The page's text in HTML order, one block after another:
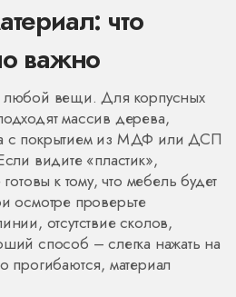
что
важно
любой вещи. Для корпусных
массив дерева,
с покрытием из МДФ или ДСП
видите «пластик»,
к тому, что мебель будет
осмотре проверьте
отсутствие сколов,
способ – слегка нажать на
прогибаются, материал